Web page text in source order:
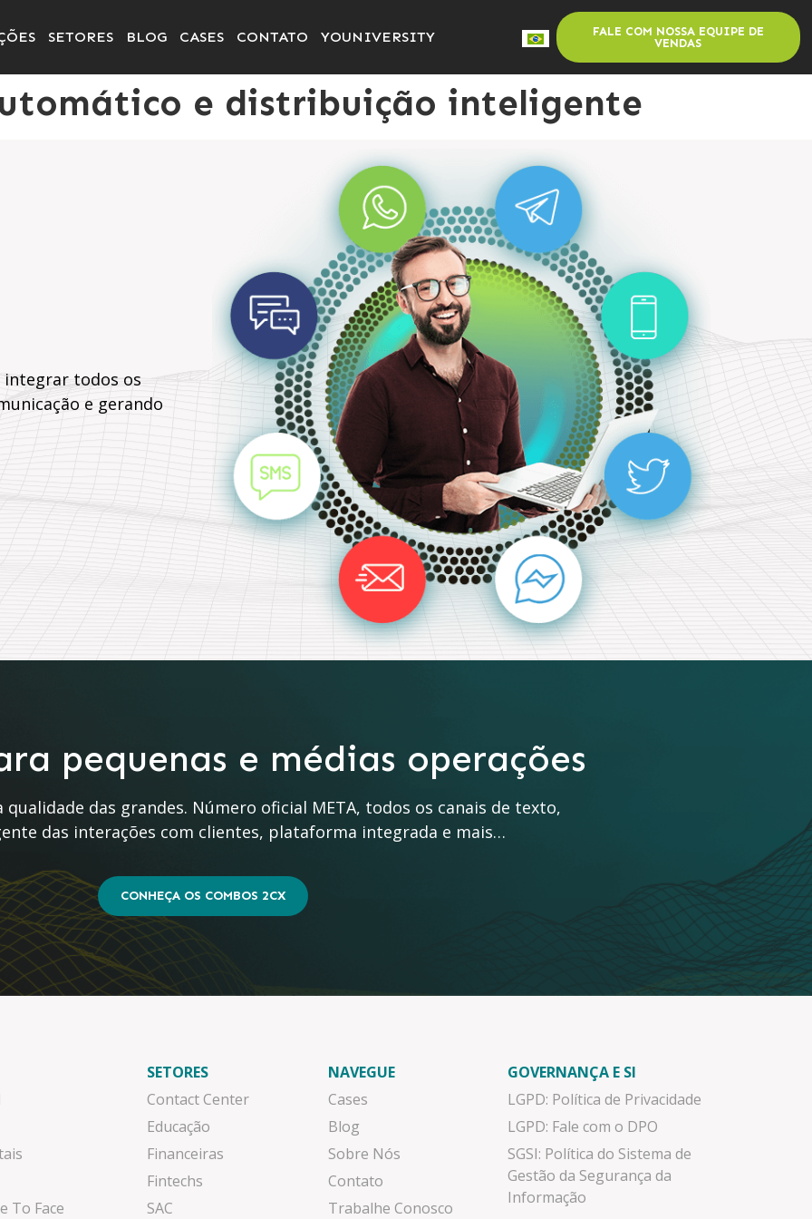
SETORES BLOG CASES CONTATO YOUNIVERSITY
FALE COM NOSSA EQUIPE DE
VENDAS
e distribuição inteligente
integrar todos os
e gerando
pequenas e médias operações
qualidade das grandes. Número oficial META, todos os canais de texto,
das interações com clientes, plataforma integrada e mais…
CONHEÇA OS COMBOS 2CX
To Face
SETORES
Contact Center
Educação
Financeiras
Fintechs
SAC
NAVEGUE
Cases
Blog
Sobre Nós
Contato
Trabalhe Conosco
GOVERNANÇA E SI
LGPD: Política de Privacidade
LGPD: Fale com o DPO
SGSI: Política do Sistema de
Gestão da Segurança da
Informação